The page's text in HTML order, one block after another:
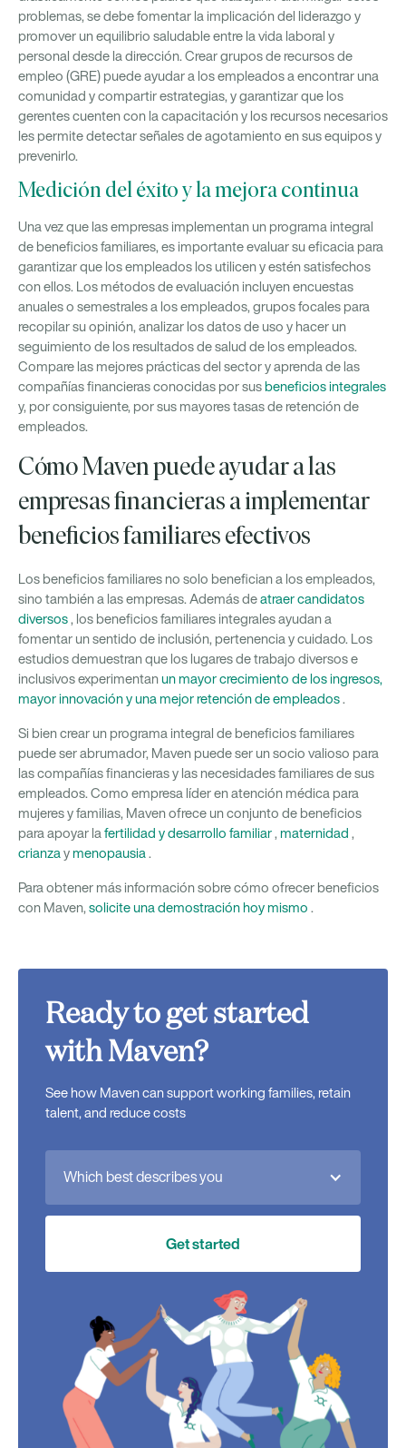
problemas, se debe fomentar la implicación del liderazgo y
promover un equilibrio saludable entre la vida laboral y
personal desde la dirección. Crear grupos de recursos de
empleo (GRE) puede ayudar a los empleados a encontrar una
comunidad y compartir estrategias, y garantizar que los
gerentes cuenten con la capacitación y los recursos necesarios
les permite detectar señales de agotamiento en sus equipos y
prevenirlo.
Medición del éxito y la mejora continua
Una vez que las empresas implementan un programa integral
de beneficios familiares, es importante evaluar su eficacia para
garantizar que los empleados los utilicen y estén satisfechos
con ellos. Los métodos de evaluación incluyen encuestas
anuales o semestrales a los empleados, grupos focales para
recopilar su opinión, analizar los datos de uso y hacer un
seguimiento de los resultados de salud de los empleados.
Compare las mejores prácticas del sector y aprenda de las
compañías financieras conocidas por sus beneficios integrales
y, por consiguiente, por sus mayores tasas de retención de
empleados.
Cómo Maven puede ayudar a las
empresas financieras a implementar
beneficios familiares efectivos
Los beneficios familiares no solo benefician a los empleados,
sino también a las empresas. Además deatraer candidatos
diversos, los beneficios familiares integrales ayudan a
fomentar un sentido de inclusión, pertenencia y cuidado. Los
estudios demuestran que los lugares de trabajo diversos e
inclusivos experimentanun mayor crecimiento de los ingresos,
mayor innovación y una mejor retención de empleados.
Si bien crear un programa integral de beneficios familiares
puede ser abrumador, Maven puede ser un socio valioso para
las compañías financieras y las necesidades familiares de sus
empleados. Como empresa líder en atención médica para
mujeres y familias, Maven ofrece un conjunto de beneficios
para apoyar la fertilidad y desarrollo familiar, maternidad ,
crianzaymenopausia.
Para obtener más información sobre cómo ofrecer beneficios
con Maven, solicite una demostración hoy mismo .
Ready to get started
with Maven?
See how Maven can support working families, retain
talent, and reduce costs
Which best describes you
Get started